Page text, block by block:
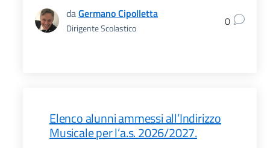
daGermano Cipolletta
Dirigente Scolastico 0
Elenco alunni ammessi all’Indirizzo
Musicale per l’a.s. 2026/2027.